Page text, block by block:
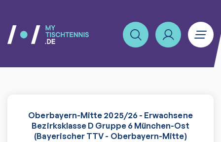
Oberbayern-Mitte 2025/26 - Erwachsene
Bezirksklasse D Gruppe 6 München-Ost
(Bayerischer TTV - Oberbayern-Mitte)